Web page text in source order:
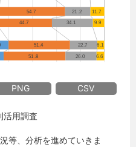
PNG CSV
活用調査
等、分析を進めていきま